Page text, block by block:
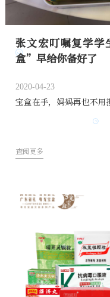
张文宏叮嘱复学
盒”早给你备好了
2020-04-23
宝盒在手，妈妈再也不用
查阅更多